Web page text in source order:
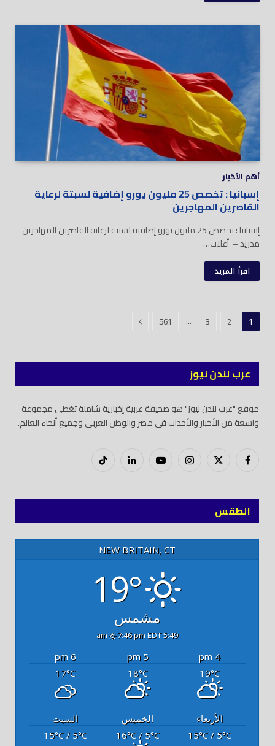
أهم الأخبار
إسبانيا : تخصص 25 مليون يورو إضافية لسبتة لرعاية
القاصرين المهاجرين
إسبانيا : تخصص 25 مليون يورو إضافية لسبتة لرعاية القاصرين المهاجرين
مدريد – أعلنت…
اقرأ المزيد
1
2
3
…
561 التالي
عرب لندن نيوز
موقع "عرب لندن نيوز" هو صحيفة عربية إخبارية شاملة تغطي مجموعة
واسعة من الأخبار والأحداث في مصر والوطن العربي وجميع أنحاء العالم.
فيسبوكX
إنستغراميوتيوب لينكدود
تيك
الطقس
NEW BRITAIN, CT
19°
مشمس
5:49 am
7:46 pm EDT
4 pm
5 pm
6 pm
19°C
18°C
17°C
الأربعاء الخميس
السبت
15°C / 5°C
16°C/ 5°C
15°C/ 5°C